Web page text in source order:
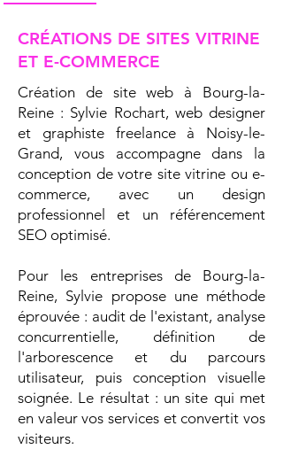
CRÉATIONS DE SITES VITRINE
ET E-COMMERCE
Création de site web à Bourg-la-
Reine : Sylvie Rochart, web designer
et graphiste freelance à Noisy-le-
Grand, vous accompagne dans la
conception de votre site vitrine ou e-
commerce, avec un design
professionnel et un référencement
SEO optimisé.
Pour les entreprises de Bourg-la-
Reine, Sylvie propose une méthode
éprouvée : audit de l'existant, analyse
concurrentielle, définition de
l'arborescence et du parcours
utilisateur, puis conception visuelle
soignée. Le résultat : un site qui met
en valeur vos services et convertit vos
visiteurs.